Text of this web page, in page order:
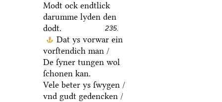
Modt ock endtlick
darumme lyden den
dodt.
235.
Dat ys vorwar ein
vorſtendich man /
De ſyner tungen wol
ſchonen kan.
Vele beter ys ſwygen /
vnd gudt gedencken /